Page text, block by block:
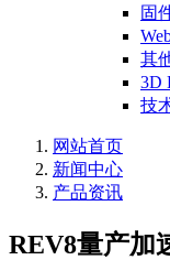
固
其
3D
技
网站首页
新闻中心
产品资讯
REV8量产加